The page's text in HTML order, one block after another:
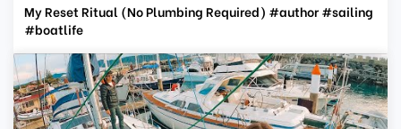
My Reset Ritual (No Plumbing Required) #author #sailing
#boatlife